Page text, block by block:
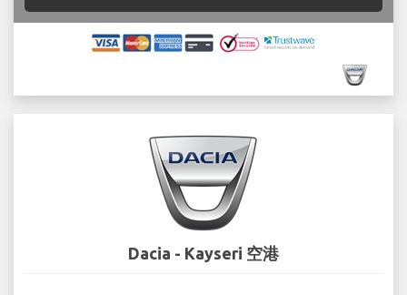
Dacia - Kayseri 空港